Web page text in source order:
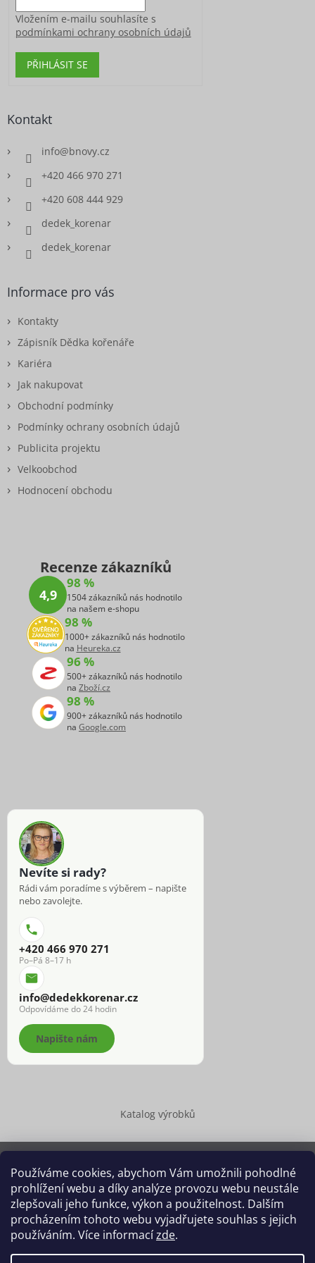
Používáme cookies, abychom Vám umožnili pohodlné
prohlížení webu a díky analýze provozu webu neustále
zlepšovali jeho funkce, výkon a použitelnost. Dalším
procházením tohoto webu vyjadřujete souhlas s jejich
používáním. Více informacízde.
Vložením e-mailu souhlasíte s
podmínkami ochrany osobních údajů
PŘIHLÁSIT SE
Kontakt
info@bnovy.cz
+420 466 970 271
+420 608 444 929
dedek_korenar
dedek_korenar
Informace pro vás
Kontakty
Zápisník Dědka kořenáře
Kariéra
Jak nakupovat
Obchodní podmínky
Podmínky ochrany osobních údajů
Publicita projektu
Velkoobchod
Hodnocení obchodu
Recenze zákazníků
4,9
98 %
1504 zákazníků nás hodnotilo
na našem e-shopu
98 %
1000+ zákazníků nás hodnotilo
na Heureka.cz
96 %
500+ zákazníků nás hodnotilo
na Zboží.cz
98 %
900+ zákazníků nás hodnotilo
na Google.com
Nevíte si rady?
Rádi vám poradíme s výběrem – napište
nebo zavolejte.
+420 466 970 271
Po–Pá 8–17 h
info@dedekkorenar.cz
Odpovídáme do 24 hodin
Napište nám
Katalog výrobků
Copyright 2026 Dědek kořenář®
. Všechna práva vyhrazena.
Upravit nastavení cookies
Grafický návrh vytvořil a na Shoptet implementoval
Shoptetak.cz.